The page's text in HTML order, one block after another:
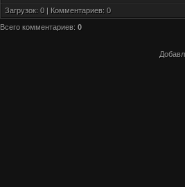
Загрузок: 0 | Комментариев: 0
Всего комментариев: 0